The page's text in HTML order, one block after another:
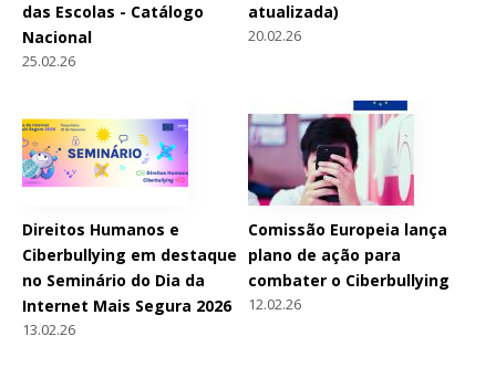
das Escolas - Catálogo
Nacional
25.02.26
atualizada)
20.02.26
Direitos Humanos e
Ciberbullying em destaque
no Seminário do Dia da
Internet Mais Segura 2026
13.02.26
Comissão Europeia lança
plano de ação para
combater o Ciberbullying
12.02.26